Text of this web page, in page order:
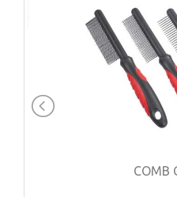
COMB